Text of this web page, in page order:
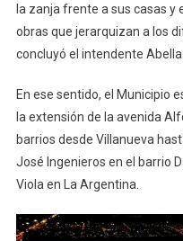
la zanja frente a sus casas y
obras que jerarquizan a los
concluyó el intendente Abella.
En ese sentido, el Municipio
la extensión de la avenida
barrios desde Villanueva
José Ingenieros en el barrio
Viola en La Argentina.